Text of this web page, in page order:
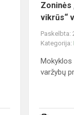
Zoninės
vikrūs“
Paskelbta:
Kategorija:
varžybų